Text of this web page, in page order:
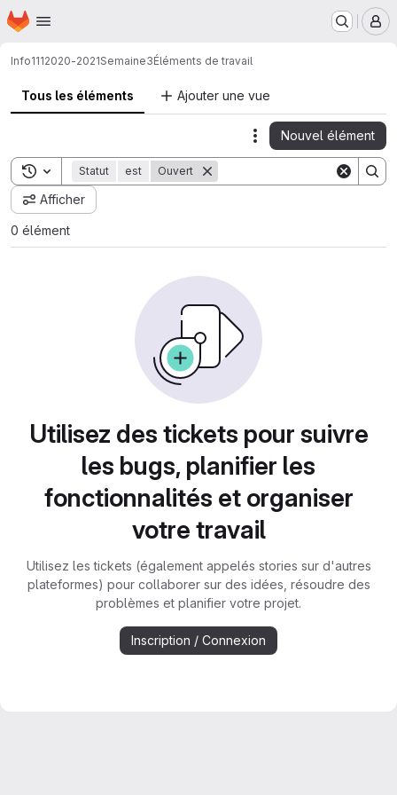
Passer au contenu principal
Page d'accueil
Info1112020-2021Semaine3Éléments de travail
Tous les éléments Ajouter une vue
Actions
Nouvel élément
Toggle search history
Statut est Ouvert
Afficher
0 élément
Utilisez des tickets pour suivre
les bugs, planifier les
fonctionnalités et organiser
votre travail
Utilisez les tickets (également appelés stories sur d'autres
plateformes) pour collaborer sur des idées, résoudre des
problèmes et planifier votre projet.
Inscription / Connexion